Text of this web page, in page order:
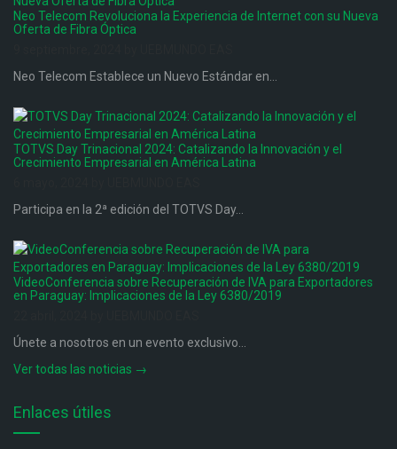
Neo Telecom Revoluciona la Experiencia de Internet con su Nueva
Oferta de Fibra Óptica
Neo Telecom Establece un Nuevo Estándar en...
TOTVS Day Trinacional 2024: Catalizando la Innovación y el
Crecimiento Empresarial en América Latina
Participa en la 2ª edición del TOTVS Day...
VideoConferencia sobre Recuperación de IVA para Exportadores
en Paraguay: Implicaciones de la Ley 6380/2019
Únete a nosotros en un evento exclusivo...
Ver todas las noticias →
Enlaces útiles